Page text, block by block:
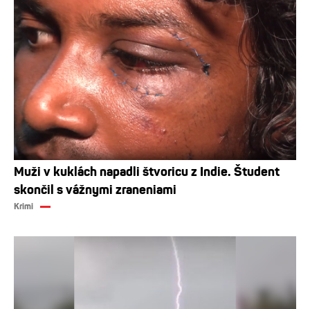
Muži v kuklách napadli štvoricu z Indie. Študent
skončil s vážnymi zraneniami
Krimi